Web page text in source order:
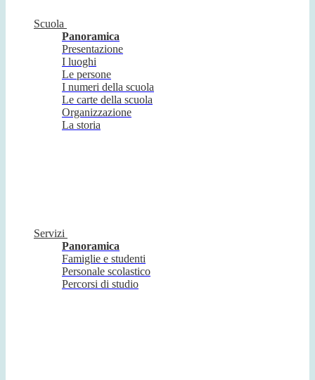
Scuola
Panoramica
Presentazione
I luoghi
Le persone
I numeri della scuola
Le carte della scuola
Organizzazione
La storia
Servizi
Panoramica
Famiglie e studenti
Personale scolastico
Percorsi di studio